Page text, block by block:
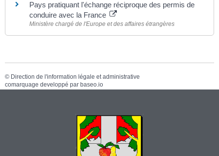
Pays pratiquant l'échange réciproque des permis de
conduire avec la France
Ministère chargé de l'Europe et des affaires étrangères
© Direction de l'information légale et administrative
comarquage developpé par baseo.io